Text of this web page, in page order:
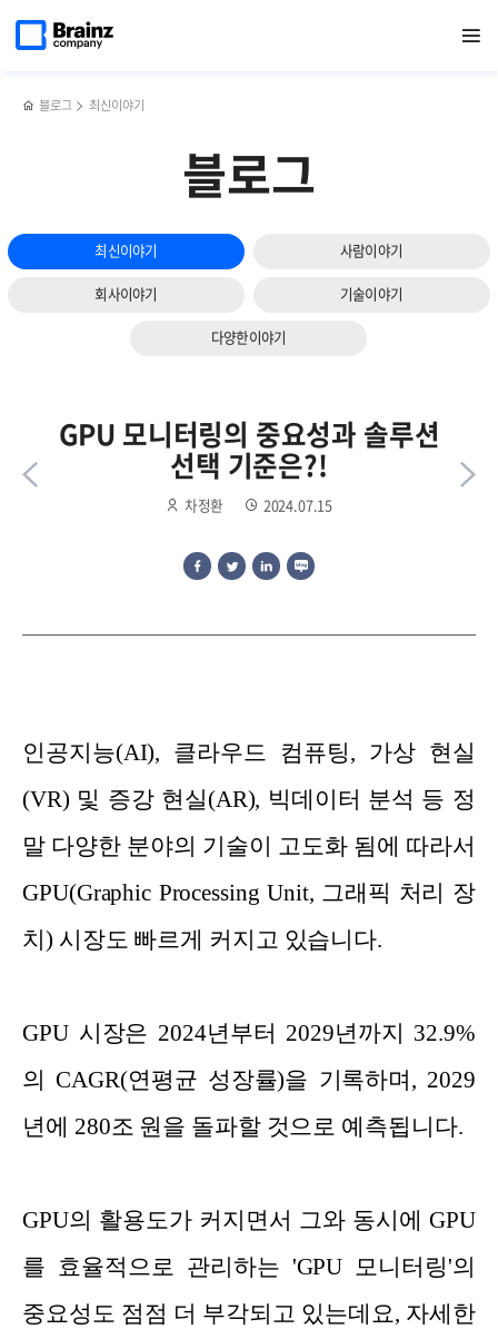
열기
페이지로
블로그 최신이야기
블로그
최신이야기 사람이야기
회사이야기 기술이야기
다양한이야기
관리해야
GPU 모니터링의 중요성과 솔루션
선택 기준은?!
차정환 2024.07.15
핵심요소와
주요기능은?!
인공지능(AI), 클라우드 컴퓨팅, 가상 현실
(VR) 및 증강 현실(AR), 빅데이터 분석 등 정
말 다양한 분야의 기술이 고도화 됨에 따라서
GPU(Graphic Processing Unit, 그래픽 처리 장
치) 시장도 빠르게 커지고 있습니다.
GPU 시장은 2024년부터 2029년까지 32.9%
의 CAGR(연평균 성장률)을 기록하며, 2029
년에 280조 원을 돌파할 것으로 예측됩니다.
GPU의 활용도가 커지면서 그와 동시에 GPU
를 효율적으로 관리하는 'GPU 모니터링'의
중요성도 점점 더 부각되고 있는데요, 자세한
다음
슬라이드